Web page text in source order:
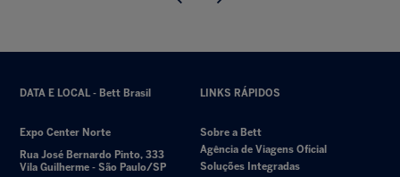
DATA E LOCAL - Bett Brasil
Expo Center Norte
Rua José Bernardo Pinto, 333
Vila Guilherme - São Paulo/SP
LINKS RÁPIDOS
Sobre a Bett
Agência de Viagens Oficial
Soluções Integradas